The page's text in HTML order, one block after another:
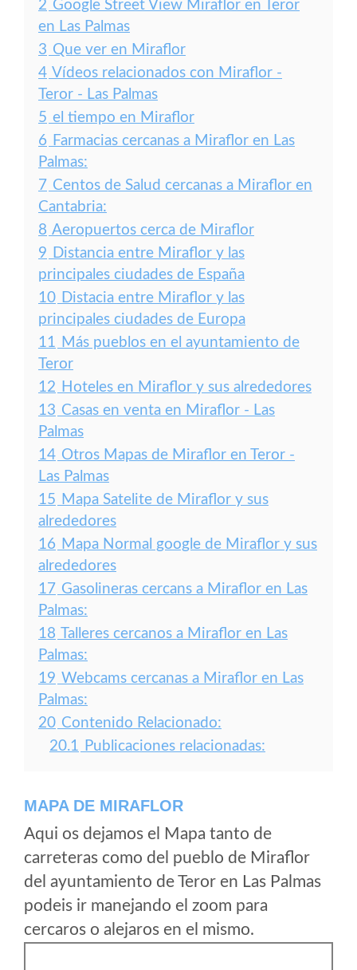
2 Google Street View Miraflor en Teror
en Las Palmas
3 Que ver en Miraflor
4 Vídeos relacionados con Miraflor -
Teror - Las Palmas
5 el tiempo en Miraflor
6 Farmacias cercanas a Miraflor en Las
Palmas:
7 Centos de Salud cercanas a Miraflor en
Cantabria:
8 Aeropuertos cerca de Miraflor
9 Distancia entre Miraflor y las
principales ciudades de España
10 Distacia entre Miraflor y las
principales ciudades de Europa
11 Más pueblos en el ayuntamiento de
Teror
12 Hoteles en Miraflor y sus alrededores
13 Casas en venta en Miraflor - Las
Palmas
14 Otros Mapas de Miraflor en Teror -
Las Palmas
15 Mapa Satelite de Miraflor y sus
alrededores
16 Mapa Normal google de Miraflor y sus
alrededores
17 Gasolineras cercans a Miraflor en Las
Palmas:
18 Talleres cercanos a Miraflor en Las
Palmas:
19 Webcams cercanas a Miraflor en Las
Palmas:
20 Contenido Relacionado:
20.1 Publicaciones relacionadas:
MAPA DE MIRAFLOR
Aqui os dejamos el Mapa tanto de
carreteras como del pueblo de Miraflor
del ayuntamiento de Teror en Las Palmas
podeis ir manejando el zoom para
cercaros o alejaros en el mismo.